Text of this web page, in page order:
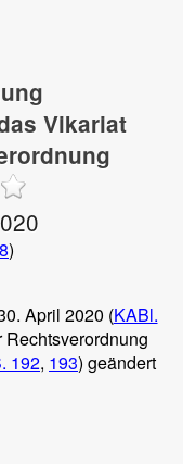
Vikariat
)
April 2020 (KABl.
192, 193) geändert